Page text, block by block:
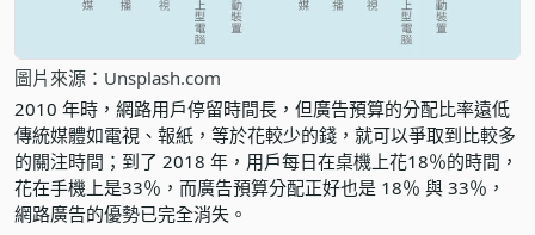
圖片來源：Unsplash.com
2010 年時，網路用戶停留時間長，但廣告預算的分配比率遠低
傳統媒體如電視、報紙，等於花較少的錢，就可以爭取到比較多
的關注時間；到了 2018 年，用戶每日在桌機上花18％的時間，
花在手機上是33％，而廣告預算分配正好也是 18％ 與 33％，
網路廣告的優勢已完全消失。